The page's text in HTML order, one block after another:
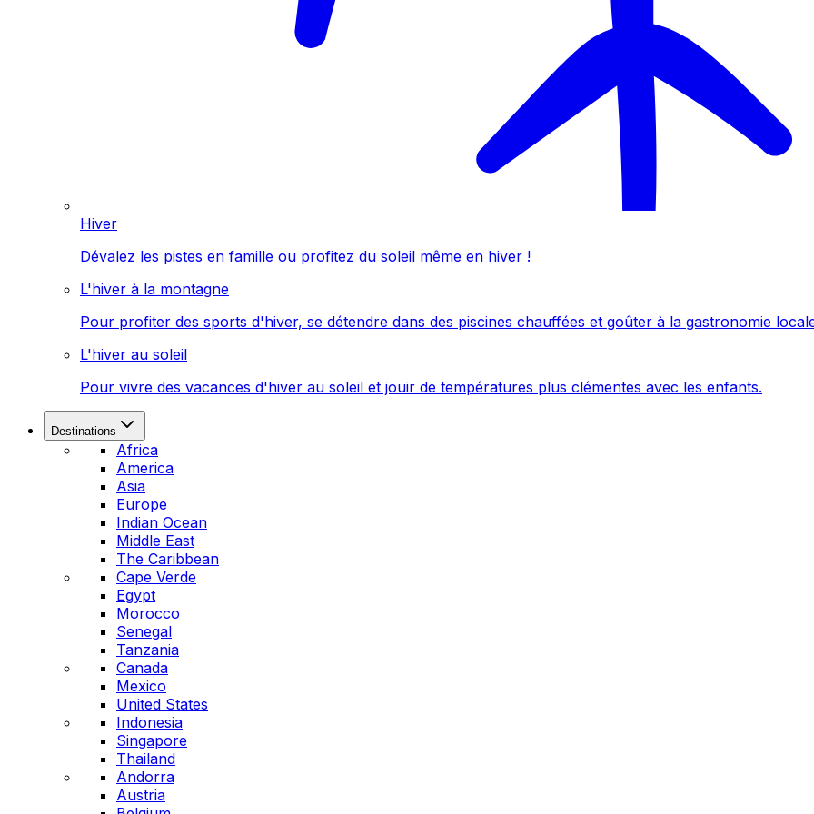
Hiver
Dévalez les pistes en famille ou profitez du soleil même en hiver !
L'hiver à la montagne
Pour profiter des sports d'hiver, se détendre dans des piscines chauffées et goûter à la gastronomie
L'hiver au soleil
Pour vivre des vacances d'hiver au soleil et jouir de températures plus clémentes avec les enfants.
Destinations
Africa
America
Asia
Europe
Indian Ocean
Middle East
The Caribbean
Cape Verde
Egypt
Morocco
Senegal
Tanzania
Canada
Mexico
United States
Indonesia
Singapore
Thailand
Andorra
Austria